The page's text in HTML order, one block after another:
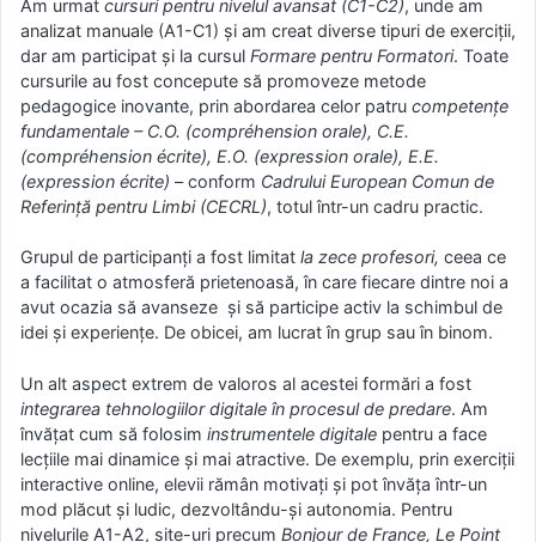
Am urmat cursuri pentru nivelul avansat (C1-C2), unde am
analizat manuale (A1-C1) și am creat diverse tipuri de exerciții,
dar am participat și la cursul Formare pentru Formatori. Toate
cursurile au fost concepute să promoveze metode
pedagogice inovante, prin abordarea celor patru competențe
fundamentale – C.O. (compréhension orale), C.E.
(compréhension écrite), E.O. (expression orale), E.E.
(expression écrite) – conform Cadrului European Comun de
Referință pentru Limbi (CECRL), totul într-un cadru practic.
Grupul de participanți a fost limitat la zece profesori, ceea ce
a facilitat o atmosferă prietenoasă, în care fiecare dintre noi a
avut ocazia să avanseze și să participe activ la schimbul de
idei și experiențe. De obicei, am lucrat în grup sau în binom.
Un alt aspect extrem de valoros al acestei formări a fost
integrarea tehnologiilor digitale în procesul de predare. Am
învățat cum să folosim instrumentele digitale pentru a face
lecțiile mai dinamice și mai atractive. De exemplu, prin exerciții
interactive online, elevii rămân motivați și pot învăța într-un
mod plăcut și ludic, dezvoltându-și autonomia. Pentru
nivelurile A1-A2, site-uri precum Bonjour de France, Le Point